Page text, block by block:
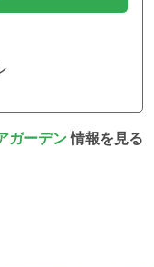
ガーデン情報を見る